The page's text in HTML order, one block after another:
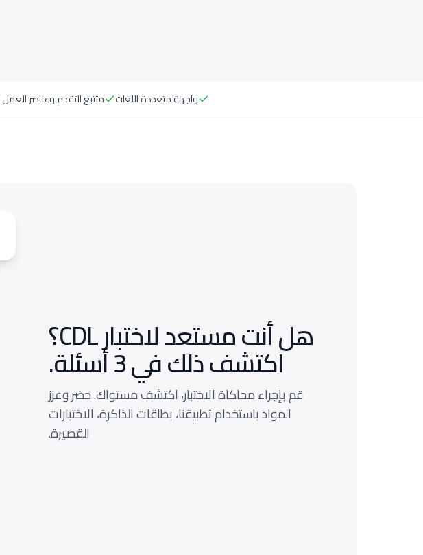
واجهة متعددة اللغات متتبع التقدم وعناصر
هل أنت مستعد لاختبار CDL؟
اكتشف ذلك في 3 أسئلة.
قم بإجراء محاكاة الاختبار، اكتشف مستواك. حضر وعزز
المواد باستخدام تطبيقنا، بطاقات الذاكرة، الاختبارات
القصيرة.